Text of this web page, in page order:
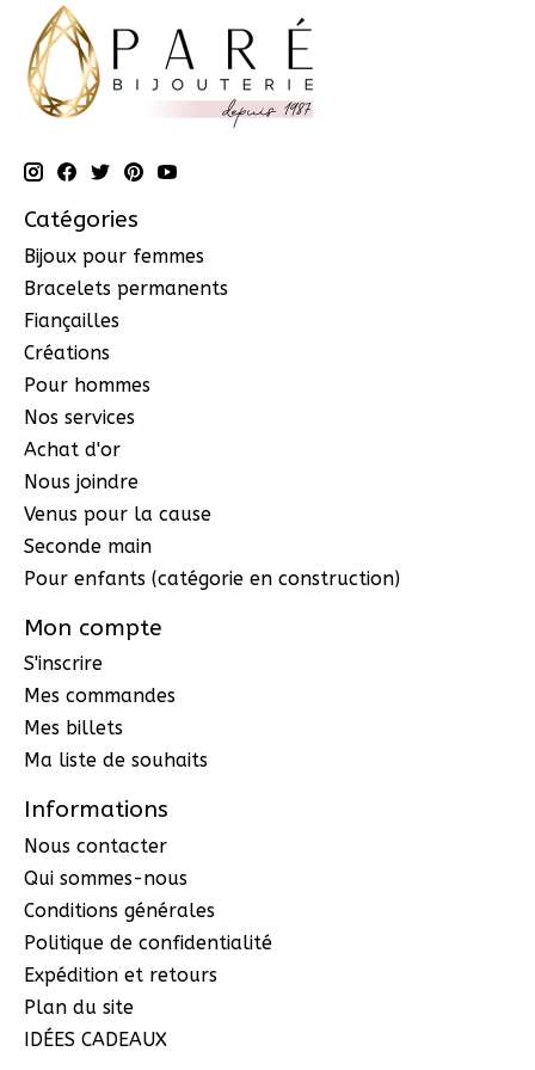
Catégories
Bijoux pour femmes
Bracelets permanents
Fiançailles
Créations
Pour hommes
Nos services
Achat d'or
Nous joindre
Venus pour la cause
Seconde main
Pour enfants (catégorie en construction)
Mon compte
S'inscrire
Mes commandes
Mes billets
Ma liste de souhaits
Informations
Nous contacter
Qui sommes-nous
Conditions générales
Politique de confidentialité
Expédition et retours
Plan du site
IDÉES CADEAUX